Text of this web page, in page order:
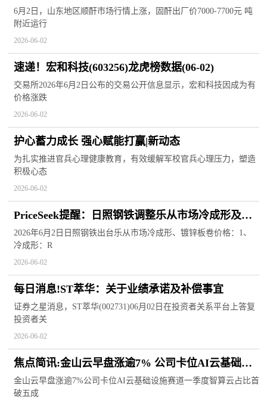
6月2日，山东地区顺酐市场行情上涨，固酐出厂价7000-7700元 吨
附近运行
2026-06-02
速递！宏和科技(603256)龙虎榜数据(06-02)
交易所2026年6月2日公布的交易公开信息显示，宏和科技因成为有
价格涨跌
2026-06-02
护心蓄力成长 强心赋能打赢|新动态
为扎实推进官兵心理健康教育，有效缓解军校官兵心理压力，塑造
积极心态
2026-06-02
PriceSeek提醒：日照钢铁调整乐从市场冷成形及镀
锌板卷价格
2026年6月2日日照钢铁出台乐从市场冷成形、镀锌板卷价格：1、
冷成形：R
2026-06-02
每日消息!ST萃华：关于业绩承诺及补偿事宜
证券之星消息，ST萃华(002731)06月02日在投资者关系平台上答复
投资者关
2026-06-02
焦点简讯:金山云早盘涨逾7% 公司卡位AI云基础设
施赛道 一季度智算云占比首破五成
金山云早盘涨逾7%公司卡位AI云基础设施赛道一季度智算云占比首
破五成